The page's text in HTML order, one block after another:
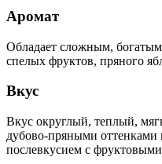
Аромат
Обладает сложным,
спелых фруктов, пряного
Вкус
Вкус округлый, теплый,
дубово-пряными
послевкусием с